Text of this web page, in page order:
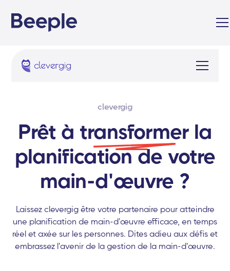
clevergig
Prêt à transformer la
planification de votre
main-d'œuvre ?
Laissez clevergig être votre partenaire pour atteindre
une planification de main-d'œuvre efficace, en temps
réel et axée sur les personnes. Dites adieu aux défis et
embrassez l'avenir de la gestion de la main-d'œuvre.